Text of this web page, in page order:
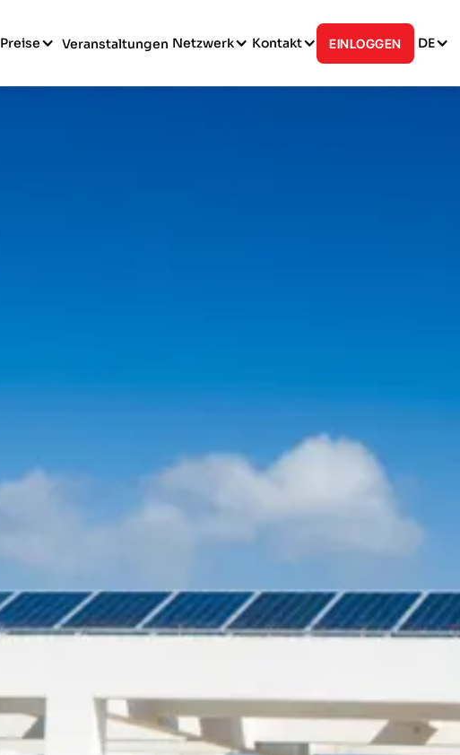
Preise Veranstaltungen Netzwerk Kontakt EINLOGGEN DE